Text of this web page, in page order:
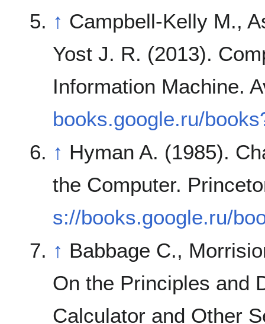
↑ Campbell-Kelly M.,
Yost J. R. (2013).
Information Machine.
books.google.ru/
↑ Hyman A. (1985).
the Computer.
s://books.google.ru/
↑ Babbage C.,
On the Principles and
Calculator and Other